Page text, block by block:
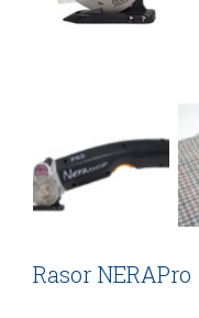
Rasor NERAPro